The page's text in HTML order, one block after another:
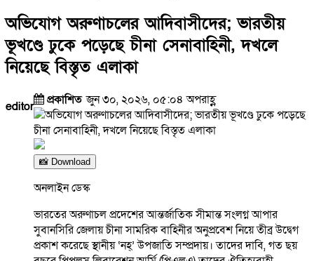
অভিযোগ অরুণাচলের আদিবাসীদের; ভারতীয়
ভূখণ্ডে ঢুকে পড়েছে চীনা সেনাবাহিনী, দখলে
নিয়েছে বিস্তৃত এলাকা
editor প্রকাশিতজুন ৩০, ২০২৬, ০৫:০৪ অপরাহ্ণ
📸 Download
অনলাইন ডেস্ক
ভারতের অরুণাচল প্রদেশের আন্তর্জাতিক সীমান্ত সংলগ্ন আপার
সুবানসিরি জেলায় চীনা সামরিক বাহিনীর অনুপ্রবেশ নিয়ে তীব্র উদ্বেগ
প্রকাশ করেছে স্থানীয় ‘নহ্’ উপজাতি সম্প্রদায়। তাদের দাবি, গত ছয়